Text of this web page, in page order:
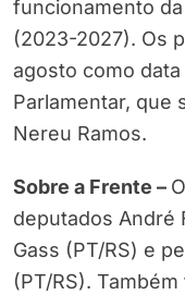
funcionamento
(2023-2027). Os
agosto como
Parlamentar, que
Nereu Ramos.
Sobre a Frente –
deputados André
Gass (PT/RS) e
(PT/RS).